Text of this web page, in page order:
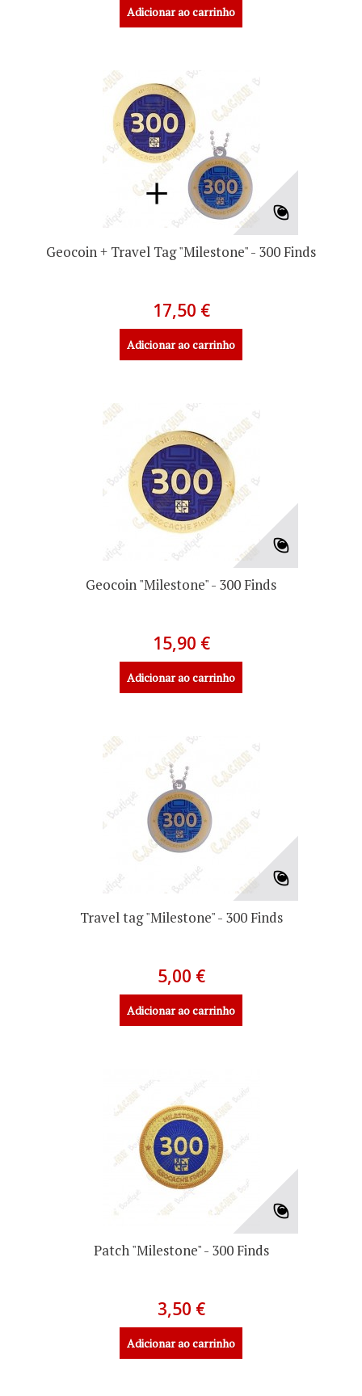
Adicionar ao carrinho
Geocoin + Travel Tag "Milestone" - 300 Finds
17,50 €
Adicionar ao carrinho
Geocoin "Milestone" - 300 Finds
15,90 €
Adicionar ao carrinho
Travel tag "Milestone" - 300 Finds
5,00 €
Adicionar ao carrinho
Patch "Milestone" - 300 Finds
3,50 €
Adicionar ao carrinho